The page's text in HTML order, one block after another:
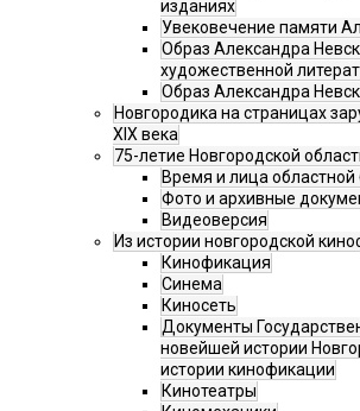
изданиях
Увековечение памяти
Образ Александра
художественной
Образ Александра
Новгородика на страницах
XIX века
75-летие Новгородской
Время и лица областной
Фото и архивные
Видеоверсия
Из истории новгородской
Кинофикация
Синема
Киносеть
Документы
новейшей истории
истории кинофикации
Кинотеатры